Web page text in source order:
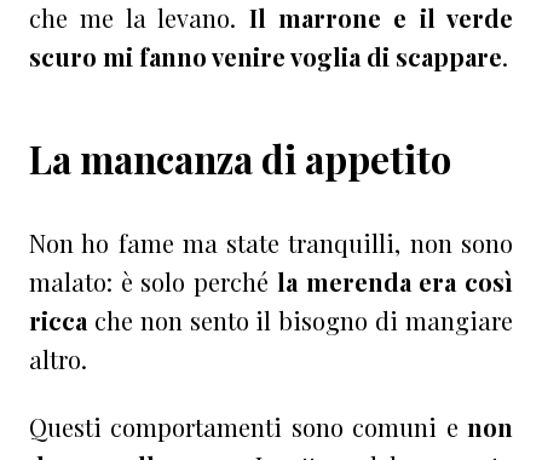
che me la levano. Il marrone e il verde
scuro mi fanno venire voglia di scappare.
La mancanza di appetito
Non ho fame ma state tranquilli, non sono
malato: è solo perché la merenda era così
ricca che non sento il bisogno di mangiare
altro.
Questi comportamenti sono comuni e non